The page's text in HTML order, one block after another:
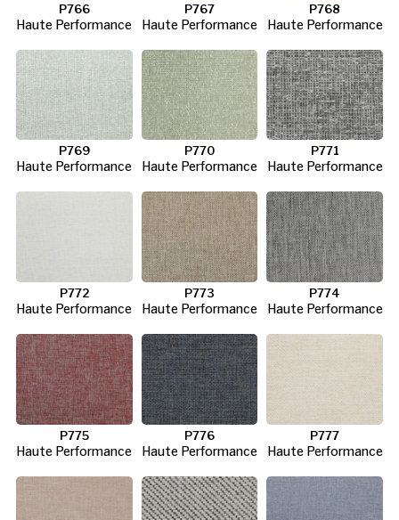
P766
Haute Performance
P767
Haute Performance
P768
Haute Performance
P769
Haute Performance
P770
Haute Performance
P771
Haute Performance
P772
Haute Performance
P773
Haute Performance
P774
Haute Performance
P775
Haute Performance
P776
Haute Performance
P777
Haute Performance